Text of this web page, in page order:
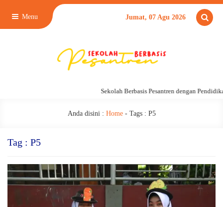
Menu Jumat, 07 Agu 2026
Sekolah Berbasis Pesantren dengan Pendidikan 24
Anda disini : Home- Tags : P5
Tag : P5